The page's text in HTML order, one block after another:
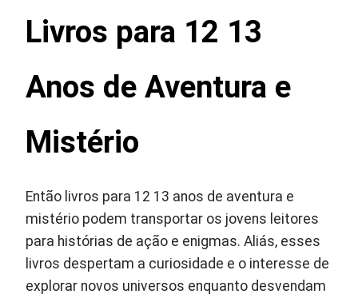
Livros para 12 13
Anos de Aventura e
Mistério
Então livros para 12 13 anos de aventura e
mistério podem transportar os jovens leitores
para histórias de ação e enigmas. Aliás, esses
livros despertam a curiosidade e o interesse de
explorar novos universos enquanto desvendam